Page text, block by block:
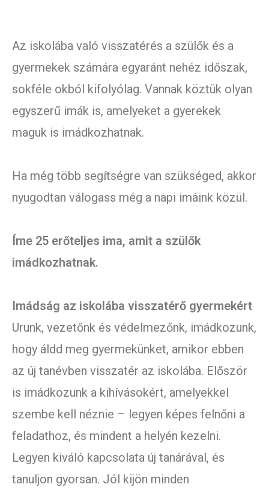
Az iskolába való visszatérés a szülők és a
gyermekek számára egyaránt nehéz időszak,
sokféle okból kifolyólag. Vannak köztük olyan
egyszerű imák is, amelyeket a gyerekek
maguk is imádkozhatnak.
Ha még több segítségre van szükséged, akkor
nyugodtan válogass még a napi imáink közül.
Íme 25 erőteljes ima, amit a szülők
imádkozhatnak.
Imádság az iskolába visszatérő gyermekért
Urunk, vezetőnk és védelmezőnk, imádkozunk,
hogy áldd meg gyermekünket, amikor ebben
az új tanévben visszatér az iskolába. Először
is imádkozunk a kihívásokért, amelyekkel
szembe kell néznie – legyen képes felnőni a
feladathoz, és mindent a helyén kezelni.
Legyen kiváló kapcsolata új tanárával, és
tanuljon gyorsan. Jól kijön minden